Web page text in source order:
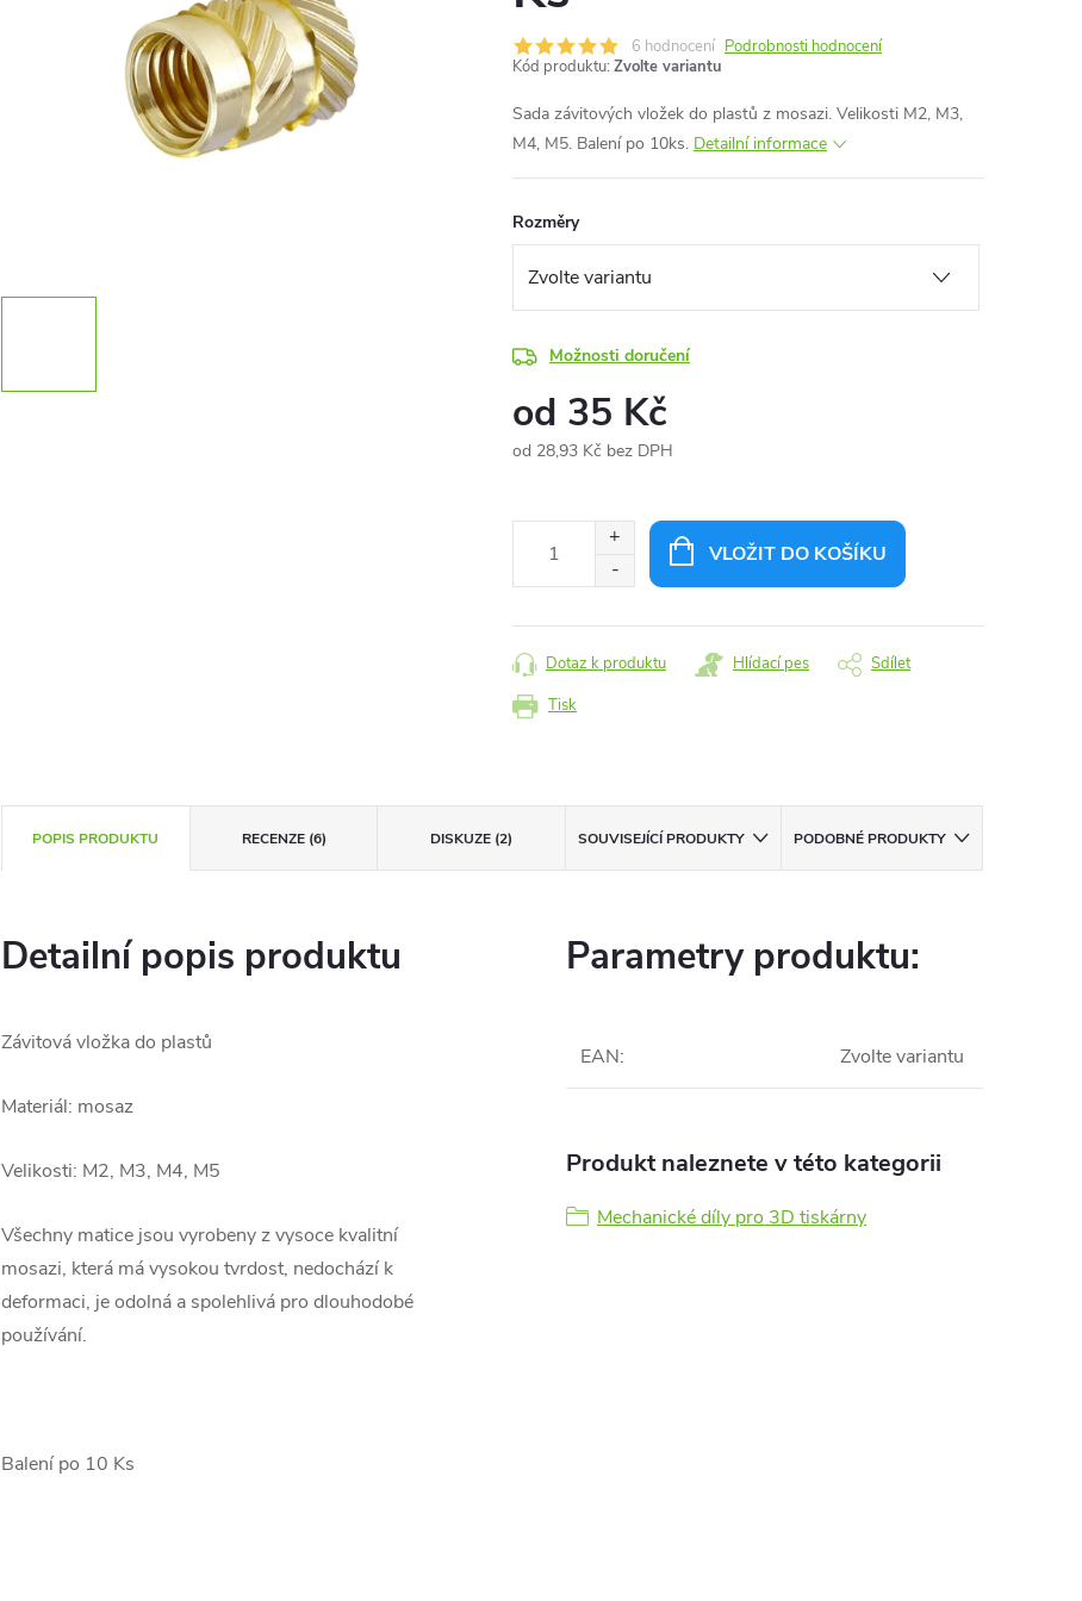
6 hodnocení Podrobnosti hodnocení
Kód produktu: Zvolte variantu
Sada závitových vložek do plastů z mosazi. Velikosti M2, M3,
M4, M5. Balení po 10ks. Detailní informace
Rozměry
Možnosti doručení
od 35 Kč
od 28,93 Kč bez DPH
VLOŽIT DO KOŠÍKU
Tisk
Dotaz k produktu Hlídací pes Sdílet
POPIS PRODUKTU RECENZE (6) DISKUZE (2) SOUVISEJÍCÍ PRODUKTY PODOBNÉ PRODUKTY
Detailní popis produktu
Závitová vložka do plastů
Materiál: mosaz
Velikosti: M2, M3, M4, M5
Všechny matice jsou vyrobeny z vysoce kvalitní
mosazi, která má vysokou tvrdost, nedochází k
deformaci, je odolná a spolehlivá pro dlouhodobé
používání.
Balení po 10 Ks
Parametry produktu:
EAN: Zvolte variantu
Produkt naleznete v této kategorii
Mechanické díly pro 3D tiskárny